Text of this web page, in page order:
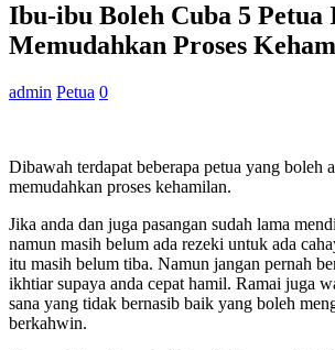
Ibu-ibu Boleh Cuba 5 Petua
Memudahkan Proses
admin Petua 0
Dibawah terdapat beberapa petua yang boleh
memudahkan proses kehamilan.
Jika anda dan juga pasangan sudah lama
namun masih belum ada rezeki untuk ada
itu masih belum tiba. Namun jangan pernah
ikhtiar supaya anda cepat hamil. Ramai juga
sana yang tidak bernasib baik yang boleh
berkahwin.